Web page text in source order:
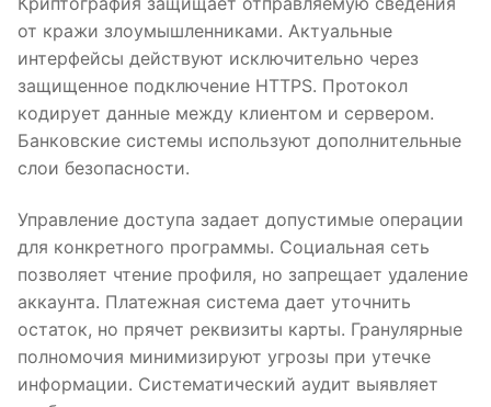
от кражи злоумышленниками. Актуальные
интерфейсы действуют исключительно через
защищенное подключение HTTPS. Протокол
кодирует данные между клиентом и сервером.
Банковские системы используют дополнительные
слои безопасности.
Управление доступа задает допустимые операции
для конкретного программы. Социальная сеть
позволяет чтение профиля, но запрещает удаление
аккаунта. Платежная система дает уточнить
остаток, но прячет реквизиты карты. Гранулярные
полномочия минимизируют угрозы при утечке
информации. Систематический аудит выявляет